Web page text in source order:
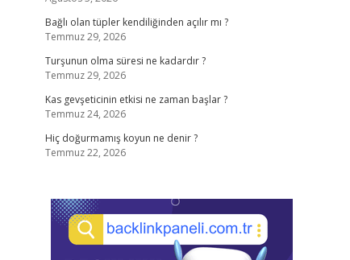
Bağlı olan tüpler kendiliğinden açılır mı ?
Temmuz 29, 2026
Turşunun olma süresi ne kadardır ?
Temmuz 29, 2026
Kas gevşeticinin etkisi ne zaman başlar ?
Temmuz 24, 2026
Hiç doğurmamış koyun ne denir ?
Temmuz 22, 2026